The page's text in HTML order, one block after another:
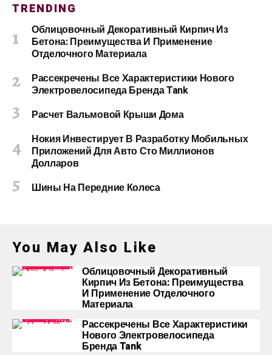
TRENDING
Облицовочный Декоративный Кирпич Из
Бетона: Преимущества И Применение
Отделочного Материала
Рассекречены Все Характеристики Нового
Электровелосипеда Бренда Tank
Расчет Вальмовой Крыши Дома
Нокия Инвестирует В Разработку Мобильных
Приложений Для Авто Сто Миллионов
Долларов
Шины На Передние Колеса
You May Also Like
Облицовочный Декоративный
Кирпич Из Бетона: Преимущества
И Применение Отделочного
Материала
Рассекречены Все Характеристики
Нового Электровелосипеда
Бренда Tank